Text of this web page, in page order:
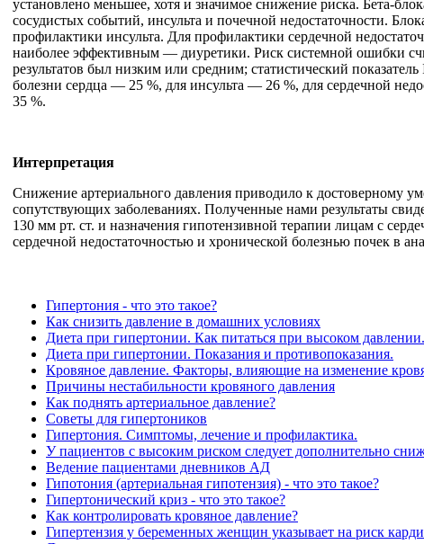
установлено меньшее, хотя и значимое снижение риска. Бета-
сосудистых событий, инсульта и почечной недостаточности.
профилактики инсульта. Для профилактики сердечной
наиболее эффективным — диуретики. Риск системной ошибки
результатов был низким или средним; статистический
болезни сердца — 25 %, для инсульта — 26 %, для сердечной
35 %.
Интерпретация
Снижение артериального давления приводило к достоверному
сопутствующих заболеваниях. Полученные нами результаты
130 мм рт. ст. и назначения гипотензивной терапии лицам с
сердечной недостаточностью и хронической болезнью почек в
Гипертония - что это такое?
Как снизить давление в домашних условиях
Диета при гипертонии. Как питаться при высоком давлении.
Диета при гипертонии. Показания и противопоказания.
Кровяное давление. Факторы, влияющие на изменение
Причины нестабильности кровяного давления
Как поднять артериальное давление?
Советы для гипертоников
Гипертония. Симптомы, лечение и профилактика.
У пациентов с высоким риском следует дополнительно
Ведение пациентами дневников АД
Гипотония (артериальная гипотензия) - что это такое?
Гипертонический криз - что это такое?
Как контролировать кровяное давление?
Гипертензия у беременных женщин указывает на риск